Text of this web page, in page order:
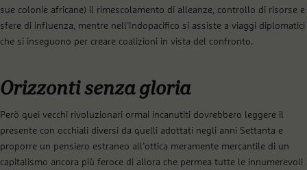
sue colonie africane) il rimescolamento di alleanze, controllo di risorse e
sfere di influenza, mentre nell’Indopacifico si assiste a viaggi diplomatici
che si inseguono per creare coalizioni in vista del confronto.
Orizzonti senza gloria
Però quei vecchi rivoluzionari ormai incanutiti dovrebbero leggere il
presente con occhiali diversi da quelli adottati negli anni Settanta e
proporre un pensiero estraneo all’ottica meramente mercantile di un
capitalismo ancora più feroce di allora che permea tutte le innumerevoli